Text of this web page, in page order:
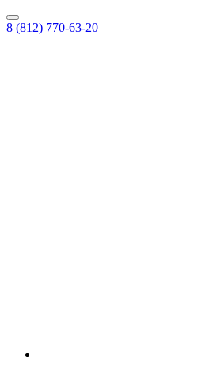
8 (812) 770-63-20